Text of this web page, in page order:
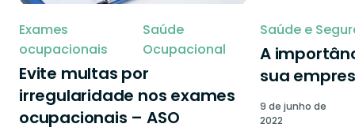
Exames
ocupacionais
Saúde
Ocupacional
Evite multas por
irregularidade nos exames
ocupacionais – ASO
Saúde e
A
sua
9 de junho de
2022